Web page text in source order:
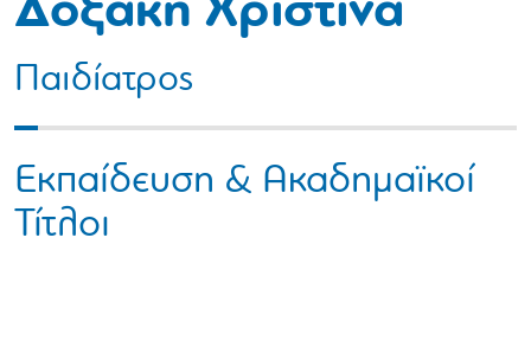
Δοξάκη Χριστίνα
Παιδίατρος
Εκπαίδευση & Ακαδημαϊκοί
Τίτλοι